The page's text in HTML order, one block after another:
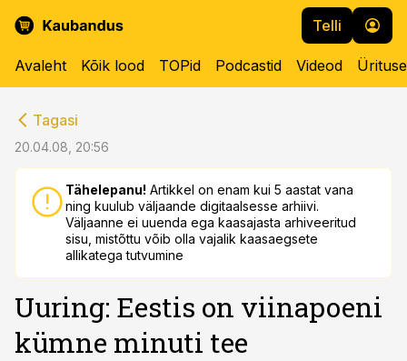
Telli
Avaleht Kõik lood TOPid Podcastid Videod
Tagasi
20.04.08, 20:56
Tähelepanu! Artikkel on enam kui 5 aastat vana
ning kuulub väljaande digitaalsesse arhiivi.
Väljaanne ei uuenda ega kaasajasta arhiveeritud
sisu, mistõttu võib olla vajalik kaasaegsete
allikatega tutvumine
Uuring: Eestis on viinapoeni
kümne minuti tee